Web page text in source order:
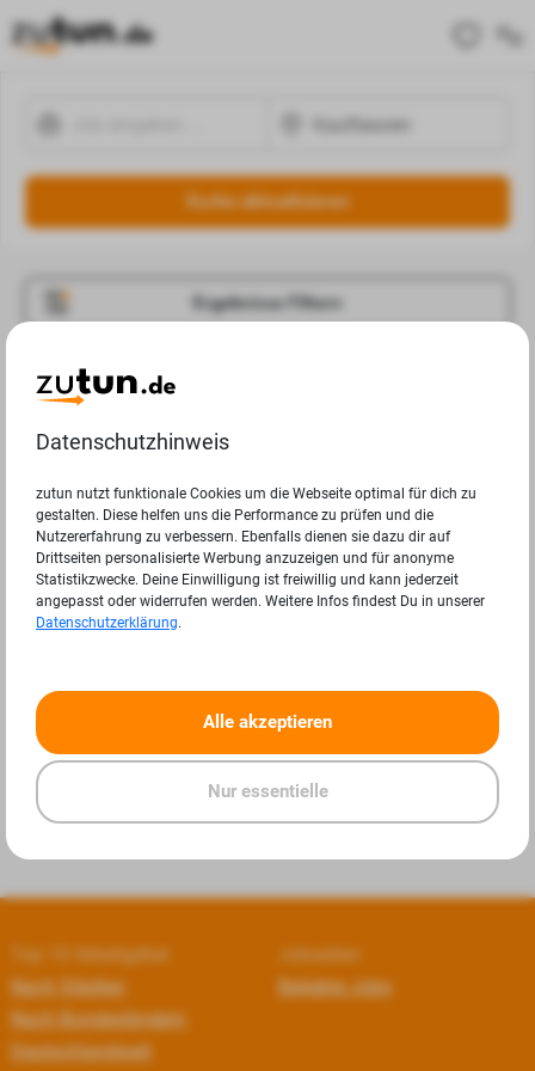
Suche aktualisieren
Ergebnisse Filtern
Jobangebote
Ergebnisse.
« »
Top 10 Arbeitgeber
Nach Städten
Nach Bundesländern
Deutschlandweit
Jobseiten
Beliebte Jobs
Datenschutzhinweis
zutun nutzt funktionale Cookies um die Webseite optimal für dich zu
gestalten. Diese helfen uns die Performance zu prüfen und die
Nutzererfahrung zu verbessern. Ebenfalls dienen sie dazu dir auf
Drittseiten personalisierte Werbung anzuzeigen und für anonyme
Statistikzwecke. Deine Einwilligung ist freiwillig und kann jederzeit
angepasst oder widerrufen werden. Weitere Infos findest Du in unserer
Datenschutzerklärung.
Alle akzeptieren
Nur essentielle